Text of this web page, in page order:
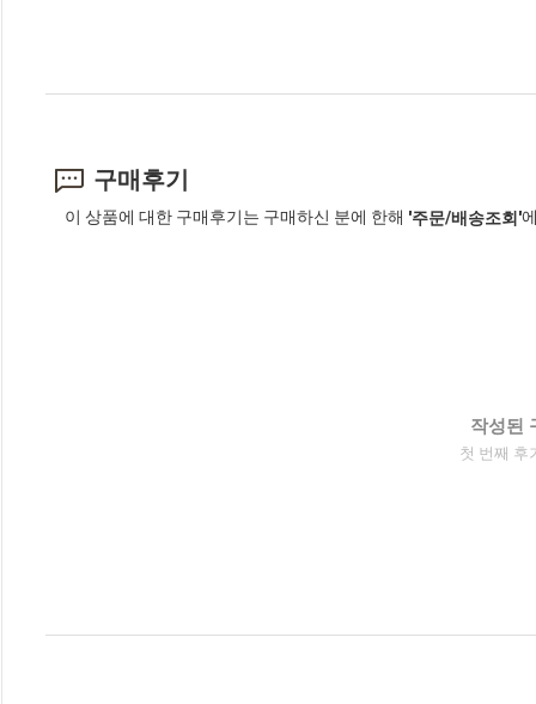
구매후기
이 상품에 대한 구매후기는 구매하신 분에 한해 '주문/배송조회'
작성된
첫 번째 후